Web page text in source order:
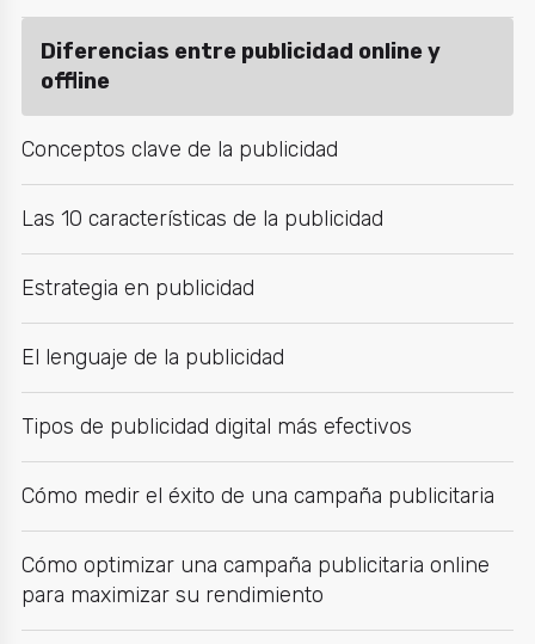
Diferencias entre publicidad online y
offline
Conceptos clave de la publicidad
Las 10 características de la publicidad
Estrategia en publicidad
El lenguaje de la publicidad
Tipos de publicidad digital más efectivos
Cómo medir el éxito de una campaña publicitaria
Cómo optimizar una campaña publicitaria online
para maximizar su rendimiento